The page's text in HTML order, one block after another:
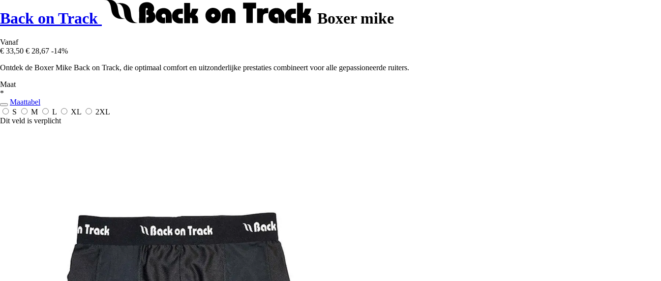
Back on Track Boxer mike
Vanaf
€ 33,50 € 28,67 -14%
Ontdek de Boxer Mike Back on Track, die optimaal comfort en uitzonderlijke prestaties combineert voor alle gepassioneerde ruiters.
Maat
*
Maattabel
S
M L XL
2XL
Dit veld is verplicht